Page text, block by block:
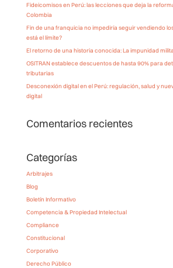
Fideicomisos en Perú: las lecciones que deja la
Colombia
Fin de una franquicia no impediría seguir vendiendo
está el límite?
El retorno de una historia conocida: La impunidad
OSITRAN establece descuentos de hasta 90% para
tributarias
Desconexión digital en el Perú: regulación, salud y
digital
Comentarios recientes
Categorías
Arbitrajes
Blog
Boletín Informativo
Competencia & Propiedad Intelectual
Compliance
Constitucional
Corporativo
Derecho Público